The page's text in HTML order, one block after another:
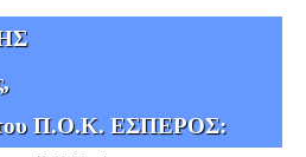
του Π.Ο.Κ. ΕΣΠΕΡΟΣ: